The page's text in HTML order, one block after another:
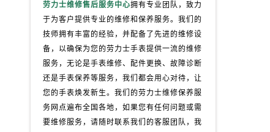
劳力士维修售后服务中心拥有专业团队，致力
于为客户提供专业的维修和保养服务。我们的
技师拥有丰富的经验，并配备了先进的维修设
备，以确保为您的劳力士手表提供一流的维修
服务，无论是手表维修、配件更换、故障诊断
还是手表保养等服务，我们都会用心对待，让
您的手表焕发新生。我们的劳力士维修保养服
务网点遍布全国各地，如果您有任何问题或需
要维修服务，请随时联系我们的客服团队，我